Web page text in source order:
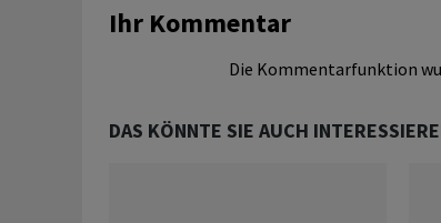
Ihr Kommentar
Die Kommentarfunktion
DAS KÖNNTE SIE AUCH